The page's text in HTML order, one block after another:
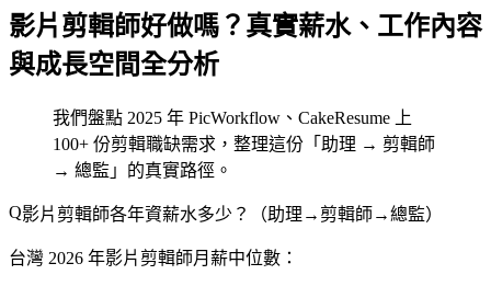
影片剪輯師好做嗎？真實薪水、工作內容
與成長空間全分析
我們盤點 2025 年 PicWorkflow、CakeResume 上
100+ 份剪輯職缺需求，整理這份「助理 → 剪輯師
→ 總監」的真實路徑。
影片剪輯師各年資薪水多少？（助理→剪輯師→總監）
台灣 2026 年影片剪輯師月薪中位數：